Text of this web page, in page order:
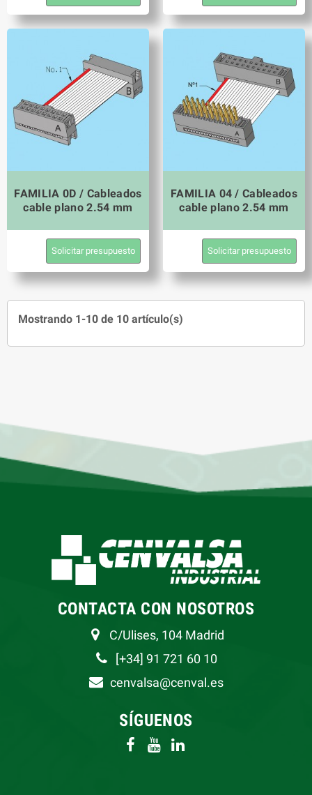
FAMILIA 0D / Cableados
cable plano 2.54 mm
Solicitar presupuesto
FAMILIA 04 / Cableados
cable plano 2.54 mm
Solicitar presupuesto
Mostrando 1-10 de 10 artículo(s)
CONTACTA CON NOSOTROS
C/Ulises, 104 Madrid
[+34] 91 721 60 10
cenvalsa@cenval.es
SÍGUENOS